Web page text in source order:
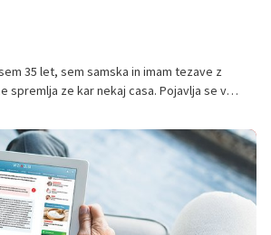
35 let, sem samska in imam tezave z
spremlja ze kar nekaj casa. Pojavlja se v